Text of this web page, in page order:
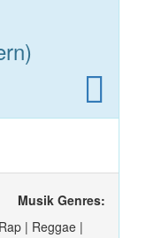
Musik Genres:
| Reggae |